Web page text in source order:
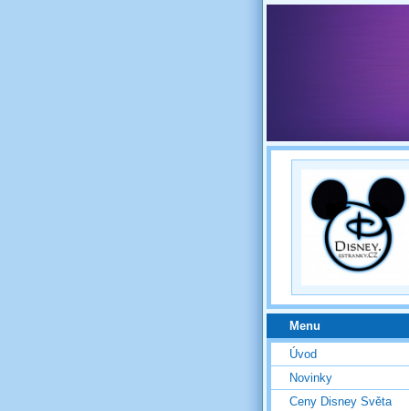
Menu
Úvod
Novinky
Ceny Disney Světa